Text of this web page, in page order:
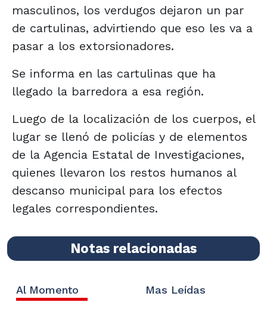
masculinos, los verdugos dejaron un par
de cartulinas, advirtiendo que eso les va a
pasar a los extorsionadores.
Se informa en las cartulinas que ha
llegado la barredora a esa región.
Luego de la localización de los cuerpos, el
lugar se llenó de policías y de elementos
de la Agencia Estatal de Investigaciones,
quienes llevaron los restos humanos al
descanso municipal para los efectos
legales correspondientes.
Notas relacionadas
Al Momento Mas Leídas